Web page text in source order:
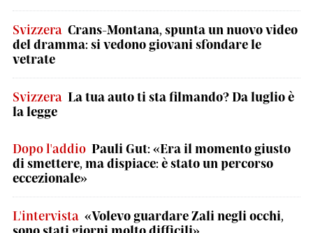
Svizzera Crans-Montana, spunta un nuovo video
del dramma: si vedono giovani sfondare le
vetrate
Svizzera La tua auto ti sta filmando? Da luglio è
la legge
Dopo l'addio Pauli Gut: «Era il momento giusto
di smettere, ma dispiace: è stato un percorso
eccezionale»
L'intervista «Volevo guardare Zali negli occhi,